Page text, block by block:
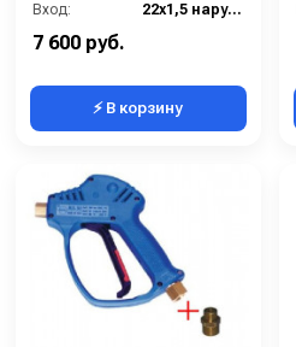
Вход:
22х1,5 наружняя резьба вращающаяся
7 600 руб.
⚡ В корзину